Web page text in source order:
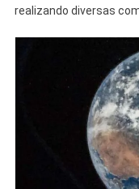
realizando diversas